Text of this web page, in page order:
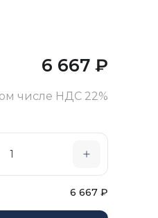
6 667 ₽
числе НДС 22%
6 667 ₽